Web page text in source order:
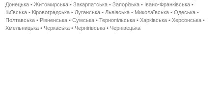
Донецька • Житомирська • Закарпатська • Запорізька • Івано-Франківська •
Київська • Кіровоградська • Луганська • Львівська • Миколаївська • Одеська •
Полтавська • Рівненська • Сумська • Тернопільська • Харківська • Херсонська •
Хмельницька • Черкаська • Чернігівська • Чернівецька